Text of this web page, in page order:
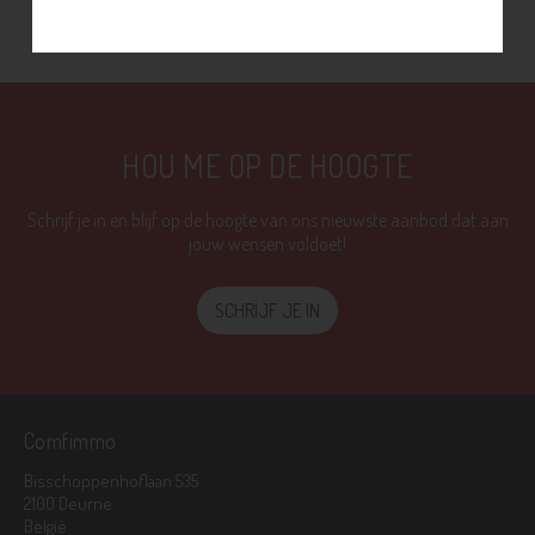
HOU ME OP DE HOOGTE
Schrijf je in en blijf op de hoogte van ons nieuwste aanbod dat aan
jouw wensen voldoet!
SCHRIJF JE IN
Comfimmo
Bisschoppenhoflaan 535
2100 Deurne
België